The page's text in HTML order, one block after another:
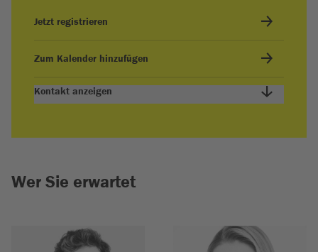
Jetzt registrieren
Zum Kalender hinzufügen
Kontakt anzeigen
Wer Sie erwartet